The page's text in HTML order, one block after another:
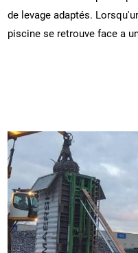
de levage adaptés.
piscine se retrouve face a